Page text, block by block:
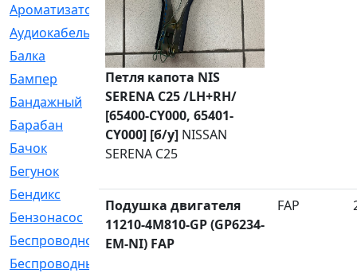
Ароматизатор
[35]
Аудиокабель
[2]
Балка
[58]
Бампер
[137]
Бандажный
[6]
Барабан
[5]
Бачок
[40]
Бегунок
Бендикс
[26]
Бензонасос
[17]
Беспроводное
[2]
Беспроводные
Петля капота NIS
SERENA C25 /LH+RH/
[65400-CY000, 65401-
CY000] [б/у] NISSAN
SERENA C25
Подушка двигателя
11210-4M810-GP (GP6234-
EM-NI) FAP
FAP